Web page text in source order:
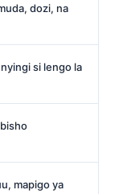
dozi, na
nyingi si lengo la
mapigo ya